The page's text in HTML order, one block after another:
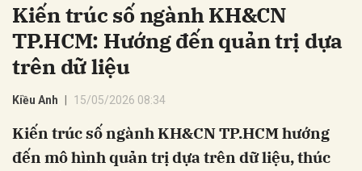
Kiến trúc số ngành KH&CN
TP.HCM: Hướng đến quản trị dựa
trên dữ liệu
Kiều Anh 15/05/2026 08:34
Kiến trúc số ngành KH&CN TP.HCM hướng
đến mô hình quản trị dựa trên dữ liệu, thúc
Hủy Gửi